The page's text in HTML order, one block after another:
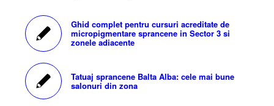
Ghid complet pentru cursuri acreditate de
micropigmentare sprancene in Sector 3 si
zonele adiacente
Tatuaj sprancene Balta Alba: cele mai bune
salonuri din zona